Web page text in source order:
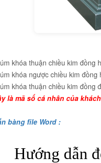
khóa thuận chiều kim đồng
khóa ngược chiều kim đồng
khóa thuận chiều kim đồng
là mã số cá nhân của
bàng file Word :
Hướng dẫn